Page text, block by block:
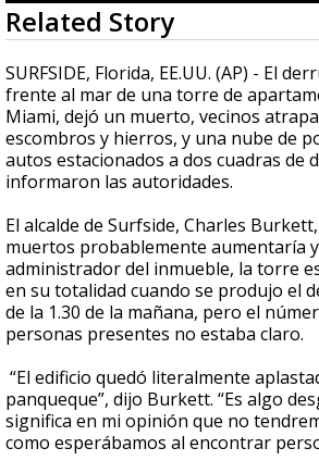
0
seconds
of
1
minute,
13
seconds
Related Story
SURFSIDE, Florida, EE.UU. (AP) - El
frente al mar de una torre de
Miami, dejó un muerto, vecinos
escombros y hierros, y una nube de
autos estacionados a dos cuadras de
informaron las autoridades.
El alcalde de Surfside, Charles
muertos probablemente aumentaría
administrador del inmueble, la torre
en su totalidad cuando se produjo el
de la 1.30 de la mañana, pero el
personas presentes no estaba claro.
“El edificio quedó literalmente
panqueque”, dijo Burkett. “Es algo
significa en mi opinión que no
como esperábamos al encontrar